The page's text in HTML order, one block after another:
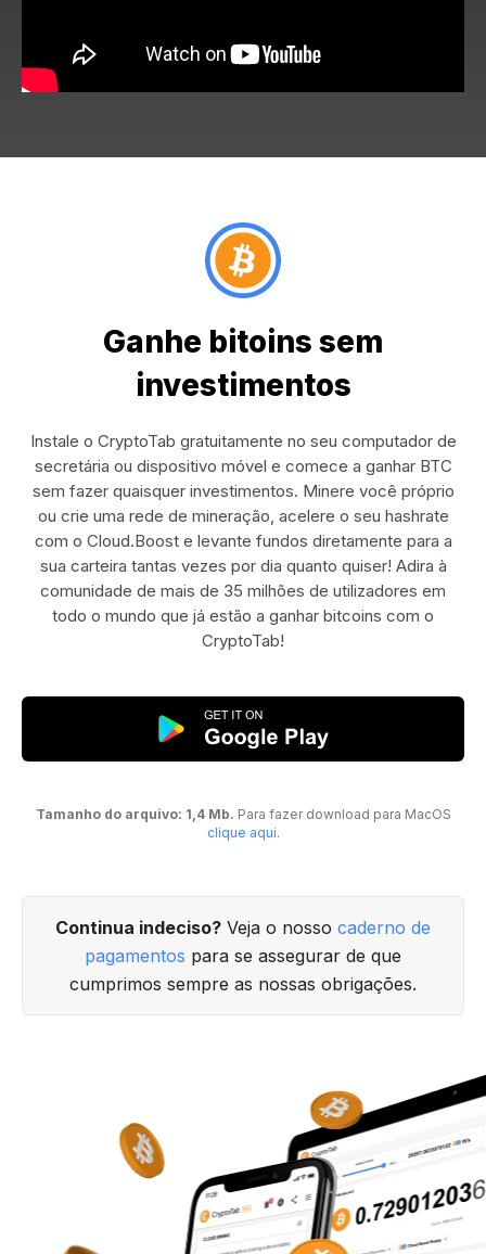
Ganhe bitoins sem
investimentos
Instale o CryptoTab gratuitamente no seu computador de
secretária ou dispositivo móvel e comece a ganhar BTC
sem fazer quaisquer investimentos. Minere você próprio
ou crie uma rede de mineração, acelere o seu hashrate
com o Cloud.Boost e levante fundos diretamente para a
sua carteira tantas vezes por dia quanto quiser! Adira à
comunidade de mais de 35 milhões de utilizadores em
todo o mundo que já estão a ganhar bitcoins com o
CryptoTab!
Tamanho do arquivo: 1,4 Mb. Para fazer download para MacOS
clique aqui.
Continua indeciso? Veja o nosso caderno de
pagamentos para se assegurar de que
cumprimos sempre as nossas obrigações.